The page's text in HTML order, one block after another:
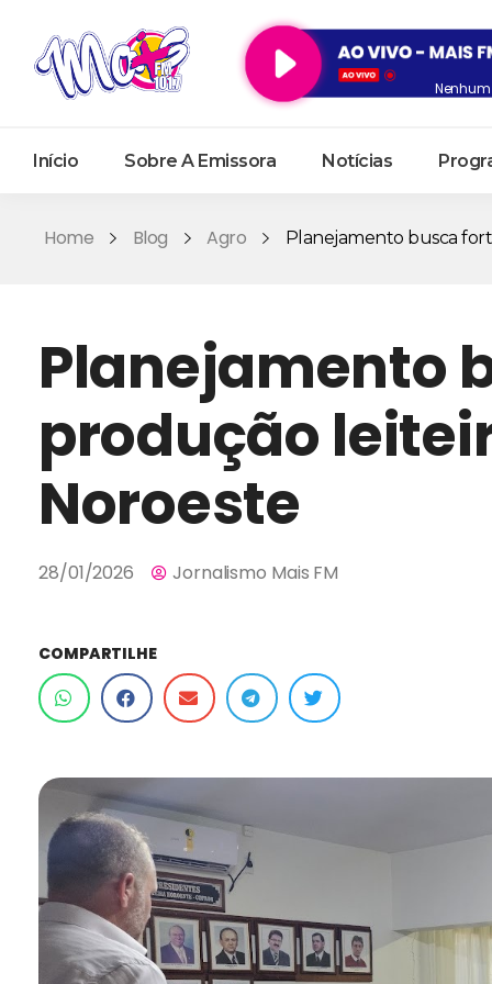
Início Sobre A Emissora Notícias
Home Blog Agro Planejamento busca
Planejamento
produção
Noroeste
28/01/2026 Jornalismo Mais FM
COMPARTILHE